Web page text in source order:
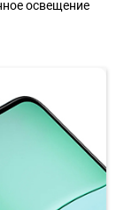
освещение